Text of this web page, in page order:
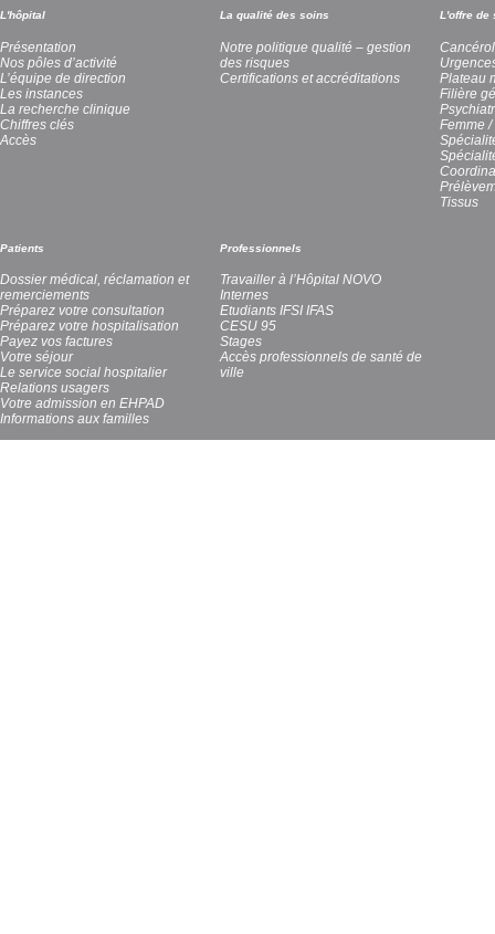
L'hôpital
Présentation
Nos pôles d’activité
L’équipe de direction
Les instances
La recherche clinique
Chiffres clés
Accès
La qualité des soins
Notre politique qualité – gestion
des risques
Certifications et accréditations
L'offre de
Plateau
Filière
Femme /
Tissus
Patients
Dossier médical, réclamation et
remerciements
Préparez votre consultation
Préparez votre hospitalisation
Payez vos factures
Votre séjour
Le service social hospitalier
Relations usagers
Votre admission en EHPAD
Informations aux familles
Professionnels
Travailler à l’Hôpital NOVO
Internes
Etudiants IFSI IFAS
CESU 95
Stages
Accès professionnels de santé de
ville